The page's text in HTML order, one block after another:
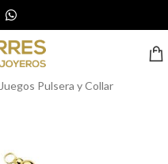
Juegos Pulsera y Collar